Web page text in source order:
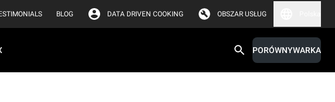
BLOG DATA DRIVEN COOKING OBSZAR USŁUG
PORÓWNYWARKA